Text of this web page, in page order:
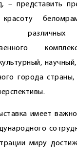
– представить
города
имеет
миру